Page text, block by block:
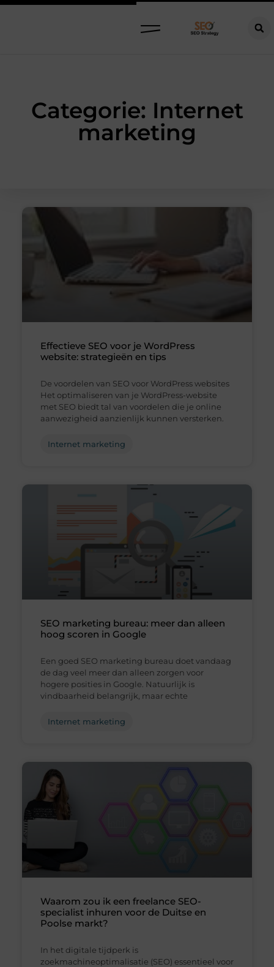
Categorie: Internet
marketing
Effectieve SEO voor je WordPress
website: strategieën en tips
De voordelen van SEO voor WordPress websites
Het optimaliseren van je WordPress-website
met SEO biedt tal van voordelen die je online
aanwezigheid aanzienlijk kunnen versterken.
Internet marketing
SEO marketing bureau: meer dan alleen
hoog scoren in Google
Een goed SEO marketing bureau doet vandaag
de dag veel meer dan alleen zorgen voor
hogere posities in Google. Natuurlijk is
vindbaarheid belangrijk, maar echte
Internet marketing
Waarom zou ik een freelance SEO-
specialist inhuren voor de Duitse en
Poolse markt?
In het digitale tijdperk is
zoekmachineoptimalisatie (SEO) essentieel voor